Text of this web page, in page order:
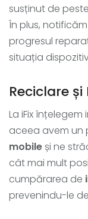
susținut de
În plus,
progresul
situația
Reciclare
La iFix
aceea avem un
mobile și ne
cât mai mult
cumpărarea de
prevenindu-le